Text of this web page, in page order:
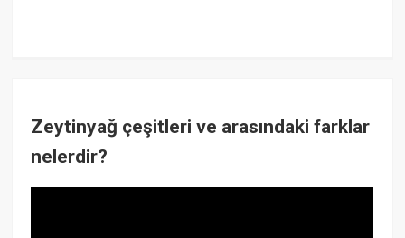
Zeytinyağ çeşitleri ve arasındaki farklar
nelerdir?